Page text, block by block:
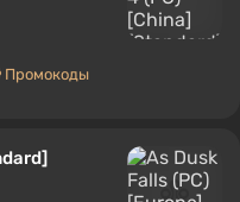
Промокоды